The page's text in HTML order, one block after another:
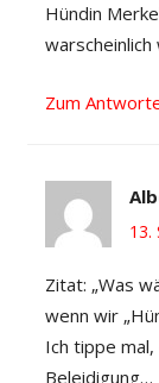
Hündin
Zum
13.
Zitat: „Was
wenn wir
Ich tippe
Beleidigung…